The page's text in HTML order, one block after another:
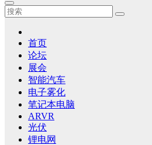
首页
论坛
展会
智能汽车
电子雾化
笔记本电脑
ARVR
光伏
锂电网